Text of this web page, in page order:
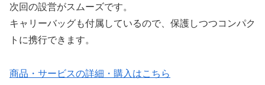
次回の設営がスムーズです。
キャリーバッグも付属しているので、保護しつつコンパク
トに携行できます。
商品・サービスの詳細・購入はこちら